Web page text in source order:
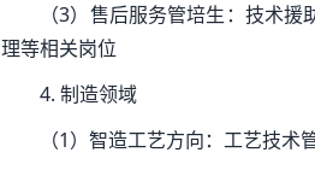
（3）售后服务管培生：技术
理等相关岗位
4. 制造领域
（1）智造工艺方向：工艺技